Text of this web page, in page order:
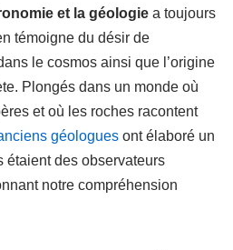
et la géologie a toujours
témoigne du désir de
le cosmos ainsi que l’origine
Plongés dans un monde où
et où les roches racontent
géologues ont élaboré un
étaient des observateurs
notre compréhension